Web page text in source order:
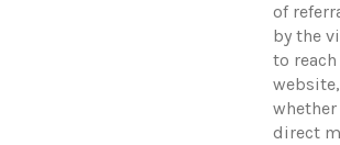
of
by the
to
website,
whether
direct